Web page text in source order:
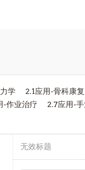
学
2.1应用-骨科康
-作业治疗
2.7应用-
无效标题